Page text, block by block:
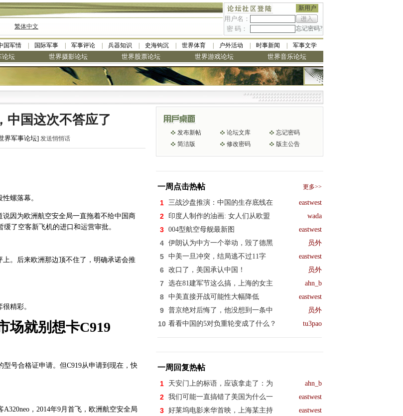
新用户
用户名：
密 码：
忘记密码?
繁体中文
国军情 国际军事 军事评论 兵器知识 史海钩沉 世界体育 户外活动 时事新闻 军事文学
论坛 世界摄影论坛 世界股票论坛 世界游戏论坛 世界音乐论坛
中国这次不答应了
界军事论坛] 发送悄悄话
螺落幕。
因为欧洲航空安全局一直拖着不给中国商
了空客新飞机的进口和运营审批。
。后来欧洲那边顶不住了，明确承诺会推
精彩。
场就别想卡C919
型号合格证申请。但C919从申请到现在，快
，2014年9月首飞，欧洲航空安全局
发布新帖 论坛文库
忘记密码
简洁版
修改密码 版主公告
一周点击热帖 更多>>
1 三战沙盘推演：中国的生存底线在 eastwest
2 印度人制作的油画: 女人们从欧盟 wada
3 004型航空母舰最新图 eastwest
4 伊朗认为中方一个举动，毁了德黑 员外
5 中美一旦冲突，结局逃不过11字 eastwest
6 改口了，美国承认中国！ 员外
7 选在81建军节这么搞，上海的女主 ahn_b
8 中美直接开战可能性大幅降低 eastwest
9 普京绝对后悔了，他没想到一条中 员外
10 看看中国的5对负重轮变成了什么？ tu3pao
一周回复热帖
1 天安门上的标语，应该拿走了：为 ahn_b
2 我们可能一直搞错了美国为什么一 eastwest
3 好莱坞电影来华首映，上海某主持 eastwest